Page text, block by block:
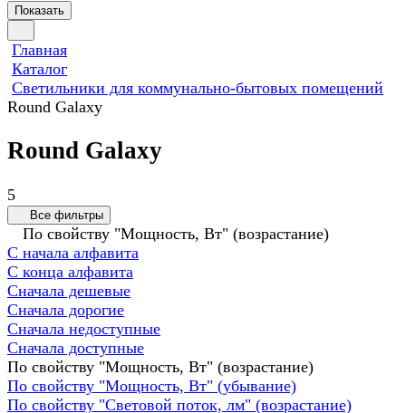
Показать
Главная
Каталог
Светильники для коммунально-бытовых помещений
Round Galaxy
Round Galaxy
5
Все фильтры
По свойству "Мощность, Вт" (возрастание)
С начала алфавита
С конца алфавита
Сначала дешевые
Сначала дорогие
Сначала недоступные
Сначала доступные
По свойству "Мощность, Вт" (возрастание)
По свойству "Мощность, Вт" (убывание)
По свойству "Световой поток, лм" (возрастание)